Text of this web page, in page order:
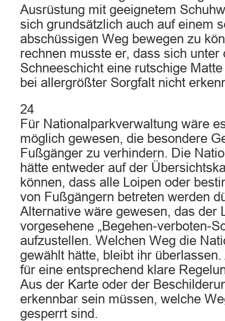
Ausrüstung mit geeignetem
sich grundsätzlich auch auf einem
abschüssigen Weg bewegen zu
rechnen musste er, dass sich unter
Schneeschicht eine rutschige
bei allergrößter Sorgfalt nicht
24
Für Nationalparkverwaltung wäre
möglich gewesen, die besondere
Fußgänger zu verhindern. Die
hätte entweder auf der
können, dass alle Loipen oder
von Fußgängern betreten werden
Alternative wäre gewesen, das der
vorgesehene „Begehen-verboten-
aufzustellen. Welchen Weg die
gewählt hätte, bleibt ihr
für eine entsprechend klare
Aus der Karte oder der
erkennbar sein müssen, welche
gesperrt sind.